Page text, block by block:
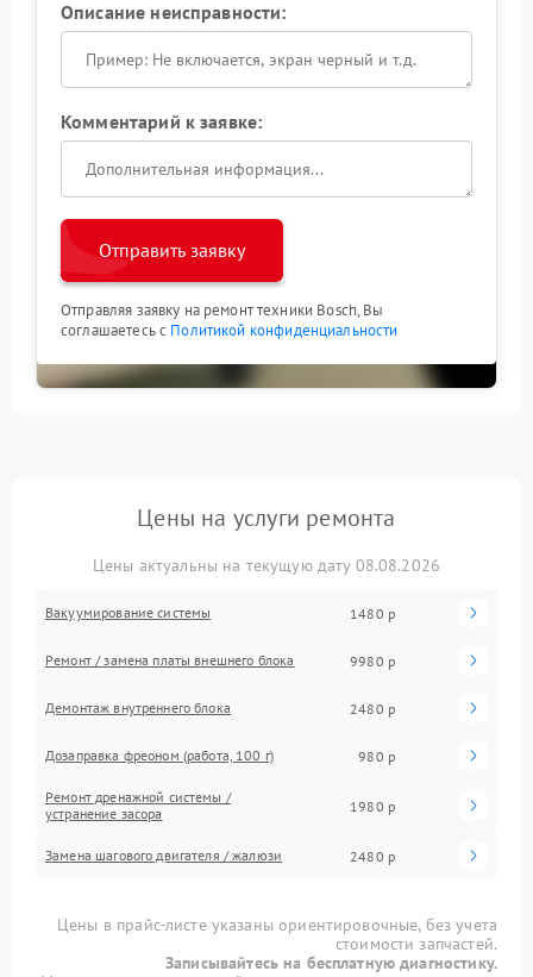
Описание неисправности:
Комментарий к заявке:
Отправить заявку
Отправляя заявку на ремонт техники Bosch, Вы
соглашаетесь с Политикой конфиденциальности
Цены на услуги ремонта
Цены актуальны на текущую дату 08.08.2026
Вакуумирование системы 1480 р
Ремонт / замена платы внешнего блока 9980 р
Демонтаж внутреннего блока 2480 р
Дозаправка фреоном (работа, 100 г) 980 р
Ремонт дренажной системы /
устранение засора
1980 р
Замена шагового двигателя / жалюзи 2480 р
Цены в прайс-листе указаны ориентировочные, без учета
стоимости запчастей.
Записывайтесь на бесплатную диагностику.